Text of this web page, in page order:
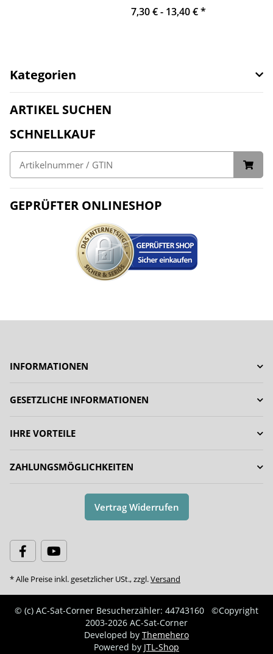
7,30 € - 13,40 €*
Kategorien
ARTIKEL SUCHEN
SCHNELLKAUF
GEPRÜFTER ONLINESHOP
INFORMATIONEN
GESETZLICHE INFORMATIONEN
IHRE VORTEILE
ZAHLUNGSMÖGLICHKEITEN
Vertrag Widerrufen
* Alle Preise inkl. gesetzlicher USt., zzgl.Versand
© (c) AC-Sat-Corner Besucherzähler: 44743160
©Copyright
2003-2026 AC-Sat-Corner
Developed by Themehero
Powered by JTL-Shop